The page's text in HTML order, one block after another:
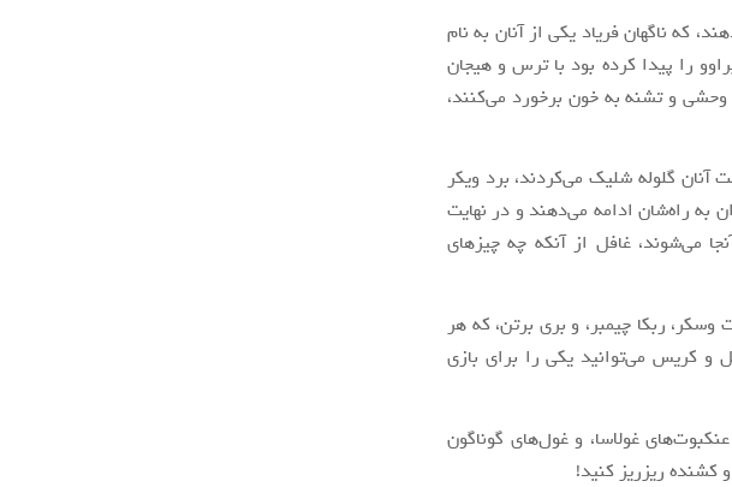
که ناگهان فریاد یکی از آنان به نام
را پیدا کرده بود با ترس و هیجان
و تشنه به خون برخورد می‌کنند،
گلوله شلیک می‌کردند، برد ویکر
به راه‌شان ادامه می‌دهند و در نهایت
می‌شوند، غافل از آنکه چه چیزهای
وسکر، ربکا چیمبر، و بری برتن، که هر
و کریس می‌توانید یکی را برای بازی
غولاسا، و غول‌های گوناگون
کشنده ریزریز کنید!